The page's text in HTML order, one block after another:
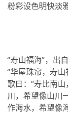
粉彩设色明快淡
“寿山福海”，出
“华屋珠帘，寿
歌曰：“寿比南
川，希望像山川
作海水，希望像